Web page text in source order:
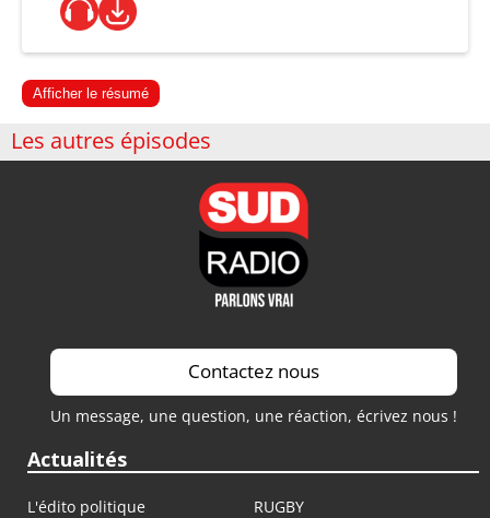
Afficher le résumé
Les autres épisodes
Contactez nous
Un message, une question, une réaction, écrivez nous !
Actualités
L'édito politique
RUGBY